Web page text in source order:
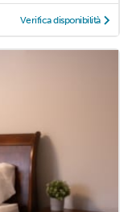
Verifica disponibilità